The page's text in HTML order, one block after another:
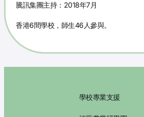
騰訊集團主持：2018年7月
香港6間學校，師生46人參與。
學校專業支援